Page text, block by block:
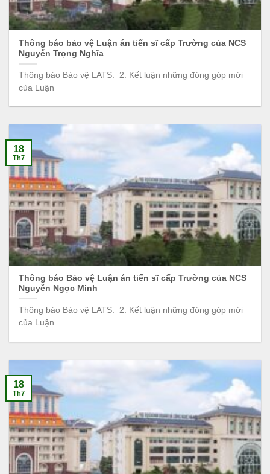
Thông báo bảo vệ Luận án tiến sĩ cấp Trường của NCS
Nguyễn Trọng Nghĩa
Thông báo Bảo vệ LATS: 2. Kết luận những đóng góp mới
của Luận
Thông báo Bảo vệ Luận án tiến sĩ cấp Trường của NCS
Nguyễn Ngọc Minh
Thông báo Bảo vệ LATS: 2. Kết luận những đóng góp mới
của Luận
18
Th7
18
Th7